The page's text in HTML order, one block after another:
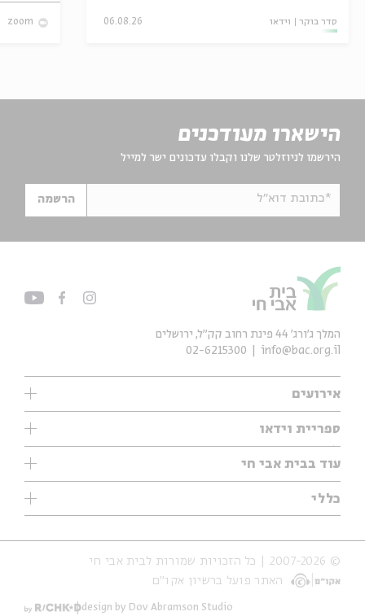
סדר בוקר וידאו 06.08.26
zoom
הישארו מעודכנים
הירשמו לניוזלטר שלנו וקבלו עדכונים ישר למייל
*כתובת דוא"ל הרשמה
אירועים
עיון
אנגלית
נוער
סדרות
אירועי עבר
אירועים בירושלים
ספריית וידאו
ילדים
מוזיקה
עיון
מיוחדים
עוד בבית אבי חי
תערוכות
מיוחדים
כללי
אודות
הצהרת נגישות
תנאי שימוש והצהרת פרטיות
המלך ג'ורג' 44 פינת רחוב קק״ל, ירושלים
info@bac.org.il
02-6215300
© 2007-2026 | כל הזכויות שמורות לבית אבי חי
האתר פועל ברשיון אקו״ם
design by Dov Abramson Studio